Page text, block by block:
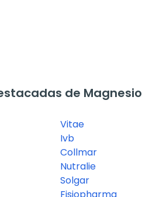
de Magnesio
Vitae
Ivb
Collmar
Nutralie
Solgar